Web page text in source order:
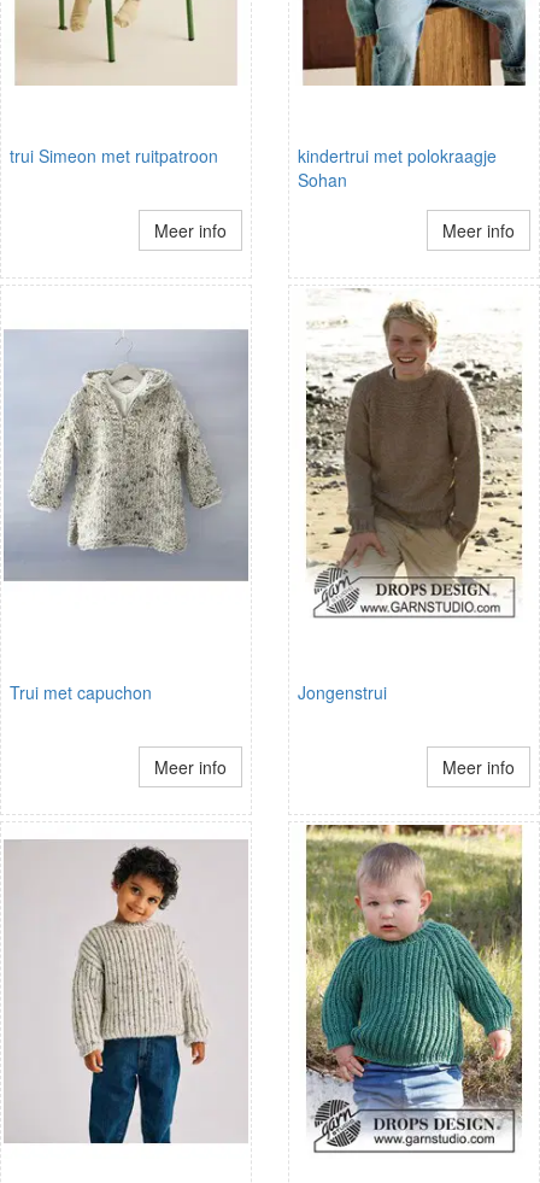
trui Simeon met ruitpatroon
Meer info
kindertrui met polokraagje
Sohan
Meer info
Trui met capuchon
Meer info
Jongenstrui
Meer info